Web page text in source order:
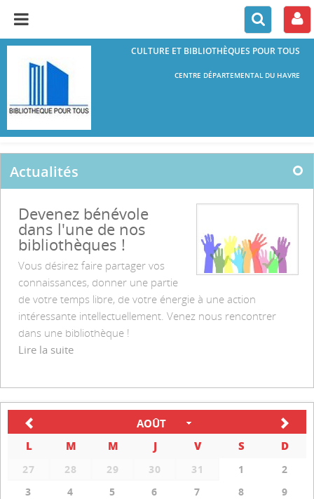
CULTURE ET BIBLIOTHÈQUES POUR TOUS
CENTRE DÉPARTEMENTAL DU HAVRE
Actualités
Devenez bénévole
dans l'une de nos
bibliothèques !
Vous désirez faire partager vos
connaissances, donner une partie
de votre temps libre, de votre énergie à une action
intéressante intellectuellement. Venez nous rencontrer
dans une bibliothèque !
Lire la suite
AOÛT
L
M M J V S D
27 28 29 30 31 1
2
3
4 5 6 7 8
9